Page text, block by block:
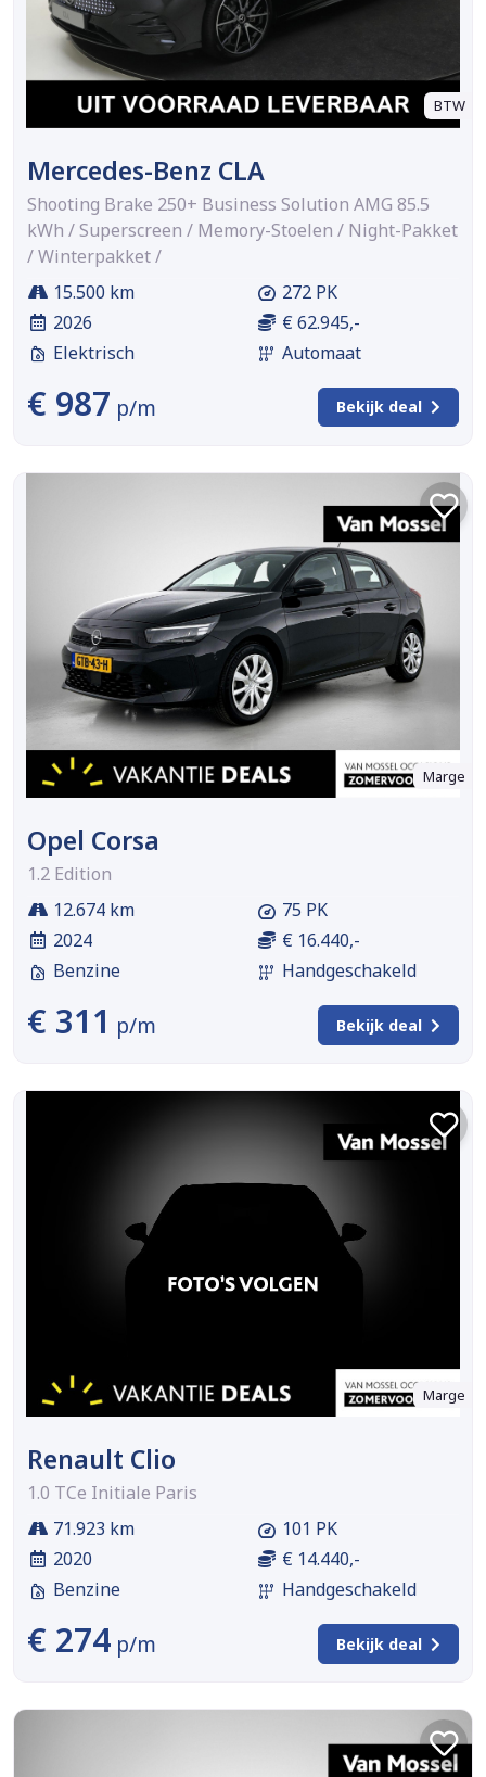
BTW
Mercedes-Benz CLA
Shooting Brake 250+ Business Solution AMG 85.5
kWh / Superscreen / Memory-Stoelen / Night-Pakket
/ Winterpakket /
15.500 km
2026
Elektrisch
272 PK
€ 62.945,-
Automaat
€ 987 p/m Bekijk deal
Marge
Opel Corsa
1.2 Edition
12.674 km
2024
Benzine
75 PK
€ 16.440,-
Handgeschakeld
€ 311 p/m Bekijk deal
Marge
Renault Clio
1.0 TCe Initiale Paris
71.923 km
2020
Benzine
101 PK
€ 14.440,-
Handgeschakeld
€ 274 p/m Bekijk deal